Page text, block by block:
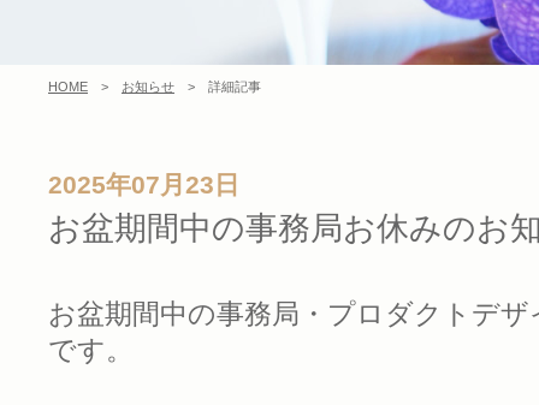
HOME > お知らせ > 詳細記事
2025年07月23日
お盆期間中の事務局お休みのお
お盆期間中の事務局・プロダクトデ
です。